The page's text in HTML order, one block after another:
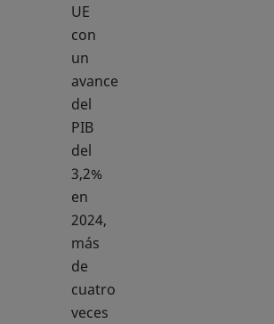
UE
con
un
avance
del
PIB
del
3,2%
en
2024,
más
de
cuatro
veces